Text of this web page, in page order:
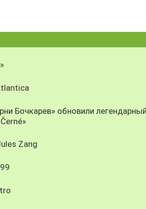
Бочкарев» обновили легендарный
Zang